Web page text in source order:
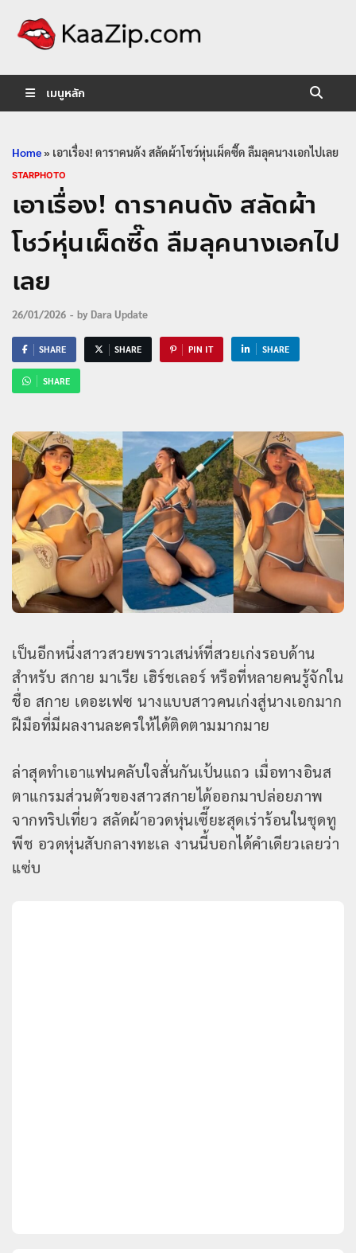
เมนูหลัก
Home» เอาเรื่อง! ดาราคนดัง สลัดผ้าโชว์หุ่นเผ็ดซี๊ด ลืมลุคนางเอกไปเลย
STARPHOTO
เอาเรื่อง! ดาราคนดัง สลัดผ้า
โชว์หุ่นเผ็ดซี๊ด ลืมลุคนางเอกไป
เลย
26/01/2026 - by Dara Update
SHARE SHARE PIN IT SHARE
SHARE
เป็นอีกหนึ่งสาวสวยพราวเสน่ห์ที่สวยเก่งรอบด้าน
สำหรับ สกาย มาเรีย เฮิร์ชเลอร์ หรือที่หลายคนรู้จักใน
ชื่อ สกาย เดอะเฟซ นางแบบสาวคนเก่งสู่นางเอกมาก
ฝีมือที่มีผลงานละครให้ได้ติดตามมากมาย
ล่าสุดทำเอาแฟนคลับใจสั่นกันเป้นแถว เมื่อทางอินส
ตาแกรมส่วนตัวของสาวสกายได้ออกมาปล่อยภาพ
จากทริปเที่ยว สลัดผ้าอวดหุ่นเซี๊ยะสุดเร่าร้อนในชุดทู
พีช อวดหุ่นสับกลางทะเล งานนี้บอกได้คำเดียวเลยว่า
แซ่บ